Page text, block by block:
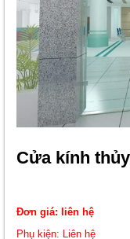
Cửa kính
Đơn giá: liên hệ
Phụ kiện: Liên hệ